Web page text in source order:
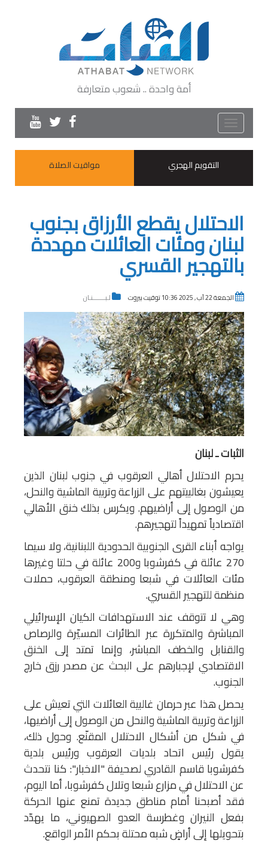
أمة واحدة .. شعوب متعارفة
Toggle
navigation
التقويم الهجري
مواقيت الصلاة
الاحتلال يقطع الأرزاق بجنوب
لبنان ومئات العائلات مهددة
بالتهجير القسري
الجمعة 22 آب , 2025 10:36 توقيت بيروت لـبـــــــنـان
الثبات ـ لبنان
يحرم الاحتلال أهالي العرقوب في جنوب لبنان الذين
يعيشون بغالبيتهم على الزراعة وتربية الماشية والنحل،
من الوصول إلى أراضيهم. ويكرس بذلك خنق الأهالي
اقتصادياً تمهيداً لتهجيرهم.
يواجه أبناء القرى الجنوبية الحدودية اللبنانية، ولا سيما
270 عائلة في كفرشوبا و200 عائلة في حلتا وغيرها
مئات العائلات في شبعا ومنطقة العرقوب، حملات
منظمة للتهجير القسري.
وهي لا تتوقف عند الاستهدافات الكيان الإسرائيلي
المباشرة والمتكررة عبر الطائرات المسيّرة والرصاص
والقنابل والخطف المباشر، وإنما تمتد إلى الخنق
الاقتصادي لإجبارهم على البحث عن مصدر رزق خارج
الجنوب.
يحصل هذا عبر حرمان غالبية العائلات التي تعيش على
الزراعة وتربية الماشية والنحل من الوصول إلى أراضيها،
في شكل من أشكال الاحتلال المقنّع. وحول ذلك،
يقول رئيس اتحاد بلديات العرقوب ورئيس بلدية
كفرشوبا قاسم القادري لصحيفة "الاخبار": كنا نتحدث
عن الاحتلال في مزارع شبعا وتلال كفرشوبا، أما اليوم،
فقد أصبحنا أمام مناطق جديدة تمنع عنها الحركة
بفعل النيران وغطرسة العدو الصهيوني، ما يهدّد
بتحويلها إلى أراضٍ شبه محتلة بحكم الأمر الواقع.